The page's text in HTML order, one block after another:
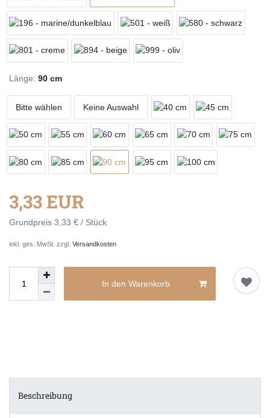
Länge: 90 cm
Bitte wählen Keine Auswahl
3,33 EUR
Grundpreis 3,33 € / Stück
inkl. ges. MwSt. zzgl. Versandkosten
In den Warenkorb
Beschreibung